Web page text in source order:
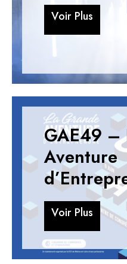
Voir Plus
Voir Plus
GAE49 –
Aventure
Voir Plus
Voir Plus